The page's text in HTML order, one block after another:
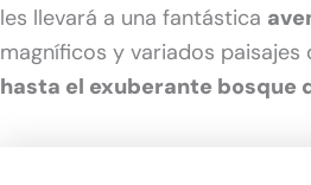
les llevará a una fantástica
magníficos y variados
hasta el exuberante bosque